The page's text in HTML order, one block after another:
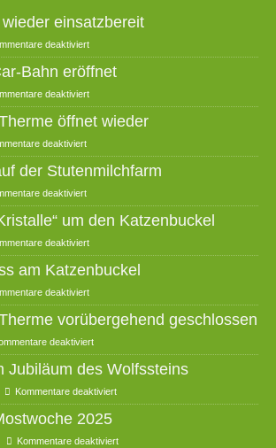
einsatzbereit
deaktiviert
Bahn eröffnet
deaktiviert
öffnet wieder
deaktiviert
der Stutenmilchfarm
deaktiviert
um den Katzenbuckel
deaktiviert
am Katzenbuckel
deaktiviert
vorübergehend geschlossen
deaktiviert
Jubiläum des Wolfssteins
Kommentare deaktiviert
2025
Kommentare deaktiviert